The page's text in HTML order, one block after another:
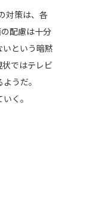
対策は、各
配慮は十分
という暗黙
ではテレビ
うだ。
く。